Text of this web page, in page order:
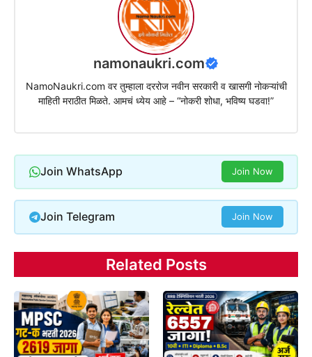
namonaukri.com
NamoNaukri.com वर तुम्हाला दररोज नवीन सरकारी व खासगी नोकऱ्यांची
माहिती मराठीत मिळते. आमचं ध्येय आहे – “नोकरी शोधा, भविष्य घडवा!”
Join WhatsApp Join Now
Join Telegram Join Now
Related Posts